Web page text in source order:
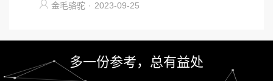
金毛骆驼 · 2023-09-25
多一份参考，总有益处